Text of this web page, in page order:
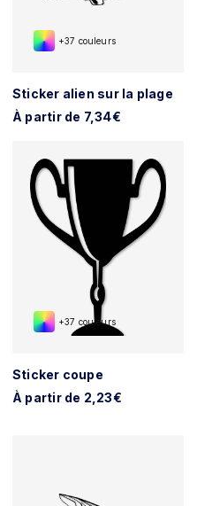
+37 couleurs
Sticker alien sur la plage
À partir de 7,34€
+37 couleurs
Sticker coupe
À partir de 2,23€